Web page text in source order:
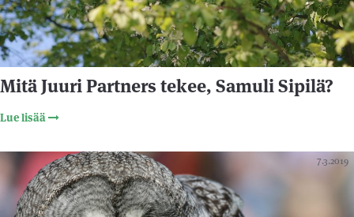
Mitä Juuri Partners tekee, Samuli Sipilä?
Lue lisää
7.3.2019